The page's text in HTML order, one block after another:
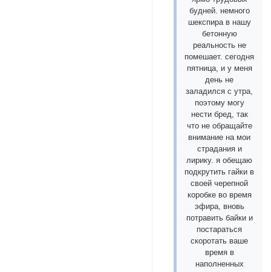
будней. немного
шекспира в нашу
бетонную
реальность не
помешает. сегодня
пятница, и у меня
день не
заладился с утра,
поэтому могу
нести бред, так
что не обращайте
внимание на мои
страдания и
лирику. я обещаю
подкрутить гайки в
своей черепной
коробке во время
эфира, вновь
потравить байки и
постараться
скоротать ваше
время в
наполненных